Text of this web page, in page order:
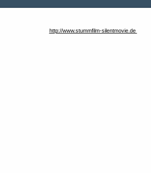
http://www.stummfilm-silentmovie.de